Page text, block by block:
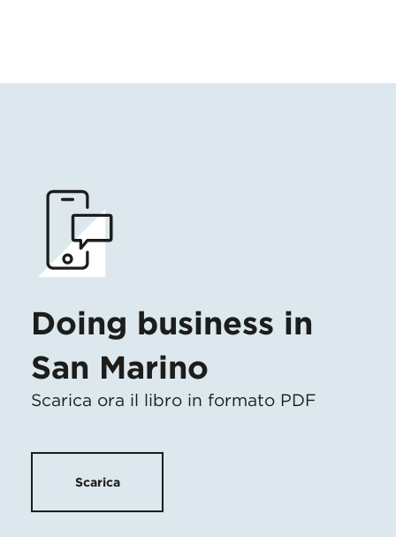
Doing business in
San Marino
Scarica ora il libro in formato PDF
Scarica